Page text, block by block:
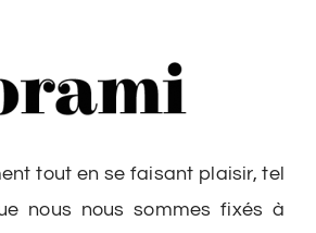
tout en se faisant plaisir, tel
nous nous sommes fixés à